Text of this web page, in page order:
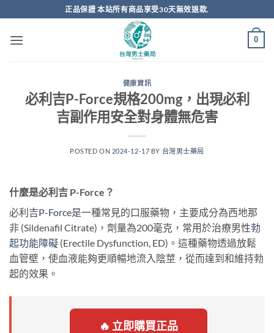
轉
正品保證 本站所有商品享受30天無效退款.
0
健康資訊
必利吉P-Force規格200mg，出現必利
吉副作用安全對身體無危害
POSTED ON 2024-12-17 BY 台灣男士藥局
什麼是必利吉 P-Force？
必利吉P-Force是一種常見的口服藥物，主要成分為西地那
非 (Sildenafil Citrate)，劑量為200毫克，常用於治療男性勃
起功能障礙 (Erectile Dysfunction, ED)。這種藥物透過放鬆
血管壁，使血液能夠更順暢地流入陰莖，從而達到和維持勃
起的效果。
🔥 立即購買正品